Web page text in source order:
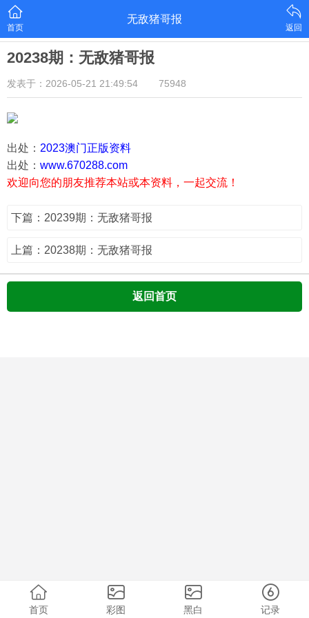
首页
无敌猪哥报
返回
20238期：无敌猪哥报
发表于：2026-05-21 21:49:54 75948
出处： 2023澳门正版资料
出处： www.670288.com
欢迎向您的朋友推荐本站或本资料，一起交流！
下篇：20239期：无敌猪哥报
上篇：20238期：无敌猪哥报
返回首页
首页 彩图 黑白 记录